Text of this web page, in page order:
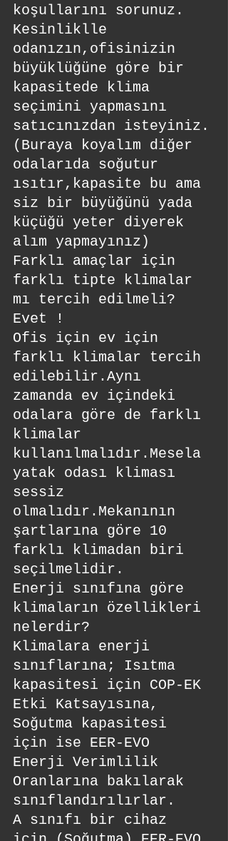
koşullarını sorunuz.
Kesinliklle
odanızın,ofisinizin
büyüklüğüne göre bir
kapasitede klima
seçimini yapmasını
satıcınızdan isteyiniz.
(Buraya koyalım diğer
odalarıda soğutur
ısıtır,kapasite bu ama
siz bir büyüğünü yada
küçüğü yeter diyerek
alım yapmayınız)
Farklı amaçlar için
farklı tipte klimalar
mı tercih edilmeli?
Evet !
Ofis için ev için
farklı klimalar tercih
edilebilir.Aynı
zamanda ev içindeki
odalara göre de farklı
klimalar
kullanılmalıdır.Mesela
yatak odası kliması
sessiz
olmalıdır.Mekanının
şartlarına göre 10
farklı klimadan biri
seçilmelidir.
Enerji sınıfına göre
klimaların özellikleri
nelerdir?
Klimalara enerji
sınıflarına; Isıtma
kapasitesi için COP-EK
Etki Katsayısına,
Soğutma kapasitesi
için ise EER-EVO
Enerji Verimlilik
Oranlarına bakılarak
sınıflandırılırlar.
A sınıfı bir cihaz